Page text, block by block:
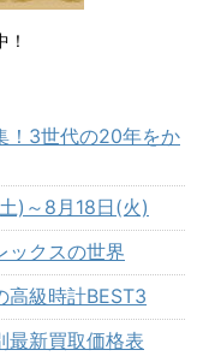
！3世代の20年をか
)～8月18日(火)
ックスの世界
高級時計BEST3
最新買取価格表